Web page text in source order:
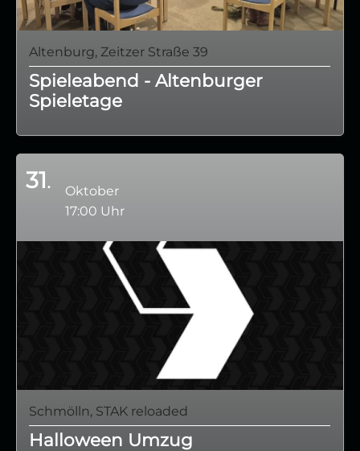
Altenburg, Zeitzer Straße 39
Spieleabend - Altenburger
Spieletage
31
Oktober
17:00 Uhr
Schmölln, STAK reloaded
Halloween Umzug